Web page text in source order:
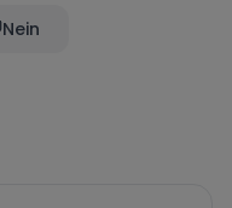
Nein